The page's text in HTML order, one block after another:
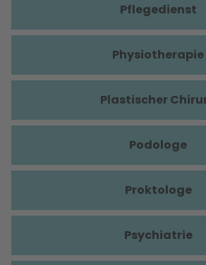
Pflegedienst
Physiotherapie
Plastischer
Podologe
Proktologe
Psychiatrie